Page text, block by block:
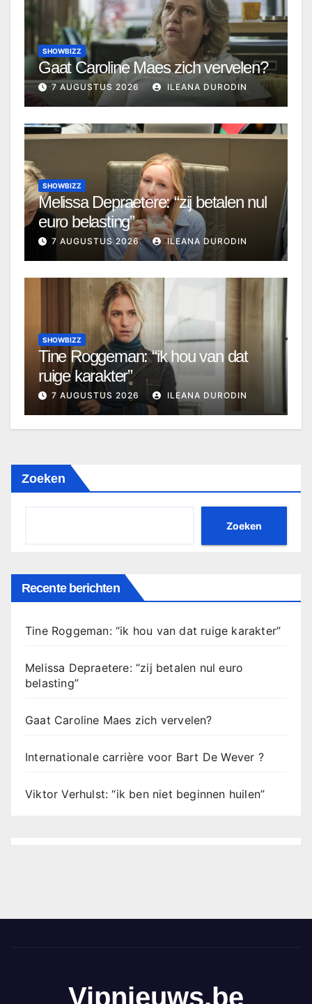
SHOWBIZZ
Gaat Caroline Maes zich vervelen?
7 AUGUSTUS 2026 ILEANA DURODIN
SHOWBIZZ
Melissa Depraetere: “zij betalen nul
euro belasting”
7 AUGUSTUS 2026 ILEANA DURODIN
SHOWBIZZ
Tine Roggeman: “ik hou van dat
ruige karakter”
7 AUGUSTUS 2026 ILEANA DURODIN
Zoeken
Zoeken
Recente berichten
Tine Roggeman: “ik hou van dat ruige karakter”
Melissa Depraetere: “zij betalen nul euro
belasting”
Gaat Caroline Maes zich vervelen?
Internationale carrière voor Bart De Wever ?
Viktor Verhulst: “ik ben niet beginnen huilen”
Vipnieuws.be